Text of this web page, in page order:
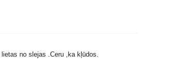
no slejas .Ceru ,ka kļūdos.